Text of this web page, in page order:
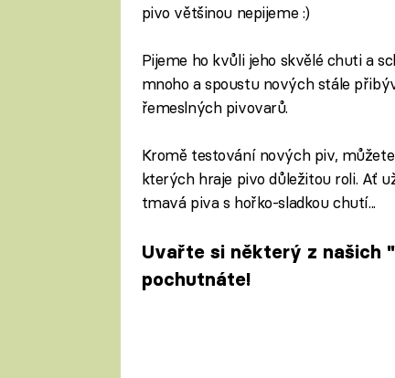
pivo většinou nepijeme :)
Pijeme ho kvůli jeho skvělé chuti a
mnoho a spoustu nových stále
řemeslných pivovarů.
Kromě testování nových piv,
kterých hraje pivo důležitou roli. Ať
tmavá piva s hořko-sladkou chutí...
Uvařte si některý z našich
pochutnáte!